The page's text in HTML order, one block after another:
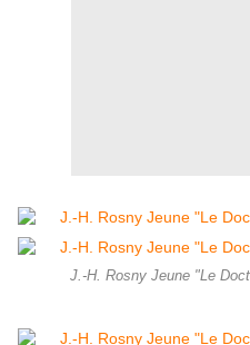
J.-H. Rosny Jeune "Le